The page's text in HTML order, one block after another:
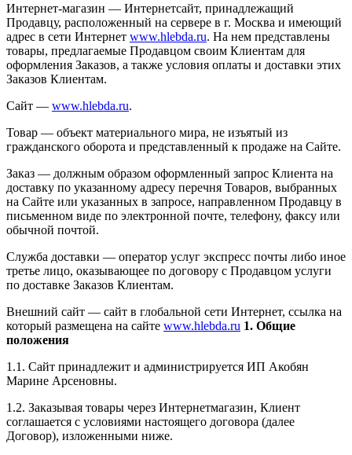
Интернет-магазин — Интернетсайт, принадлежащий
Продавцу, расположенный на сервере в г. Москва и имеющий
адрес в сети Интернет www.hlebda.ru. На нем представлены
товары, предлагаемые Продавцом своим Клиентам для
оформления Заказов, а также условия оплаты и доставки этих
Заказов Клиентам.
Сайт — www.hlebda.ru.
Товар — объект материального мира, не изъятый из
гражданского оборота и представленный к продаже на Сайте.
Заказ — должным образом оформленный запрос Клиента на
доставку по указанному адресу перечня Товаров, выбранных
на Сайте или указанных в запросе, направленном Продавцу в
письменном виде по электронной почте, телефону, факсу или
обычной почтой.
Служба доставки — оператор услуг экспресс почты либо иное
третье лицо, оказывающее по договору с Продавцом услуги
по доставке Заказов Клиентам.
Внешний сайт — сайт в глобальной сети Интернет, ссылка на
который размещена на сайте www.hlebda.ru 1. Общие
положения
1.1. Сайт принадлежит и администрируется ИП Акобян
Марине Арсеновны.
1.2. Заказывая товары через Интернетмагазин, Клиент
соглашается с условиями настоящего договора (далее
Договор), изложенными ниже.